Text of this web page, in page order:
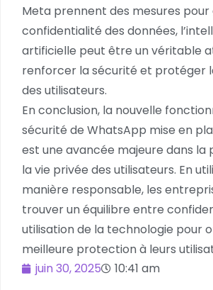
Meta prennent des mesures
confidentialité des données,
artificielle peut être un véritable
renforcer la sécurité et protéger
des utilisateurs.
En conclusion, la nouvelle
sécurité de WhatsApp mise en
est une avancée majeure dans la
la vie privée des utilisateurs. En
manière responsable, les
trouver un équilibre entre
utilisation de la technologie pour
meilleure protection à leurs
juin 30, 2025
10:41 am